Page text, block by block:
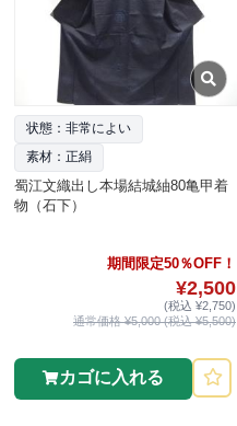
状態：非常によい
素材：正絹
蜀江文織出し本場結城紬80亀甲着
物（石下）
期間限定50％OFF！
¥2,500
(税込 ¥2,750)
通常価格 ¥5,000 (税込 ¥5,500)
カゴに入れる